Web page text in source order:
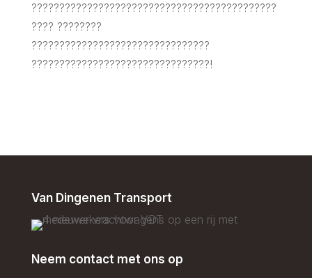
????????????????????????????????????????????
???? ????????
????????????????????????????????
????????????????????????????????!
Van Dingenen Transport
Neem contact met ons op